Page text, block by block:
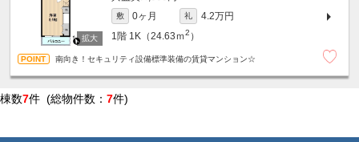
敷 0ヶ月 礼
4.2万円
1階 1K（24.63ｍ2 ）
南向き！セキュリティ設備標準装備の賃貸マンション☆
棟数7件 (総物件数： 7件)